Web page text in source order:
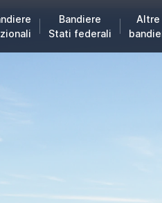
Bandiere
Stati federali
Altre